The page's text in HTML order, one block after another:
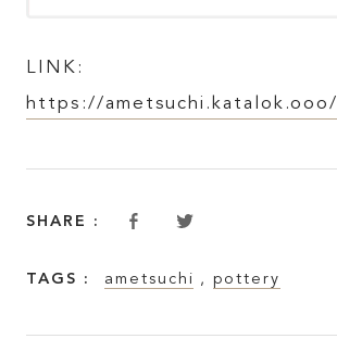
FAQ
SHARE :
LINK:
https://ametsuchi.katalok.ooo/
SHARE :
TAGS : ametsuchi ,pottery